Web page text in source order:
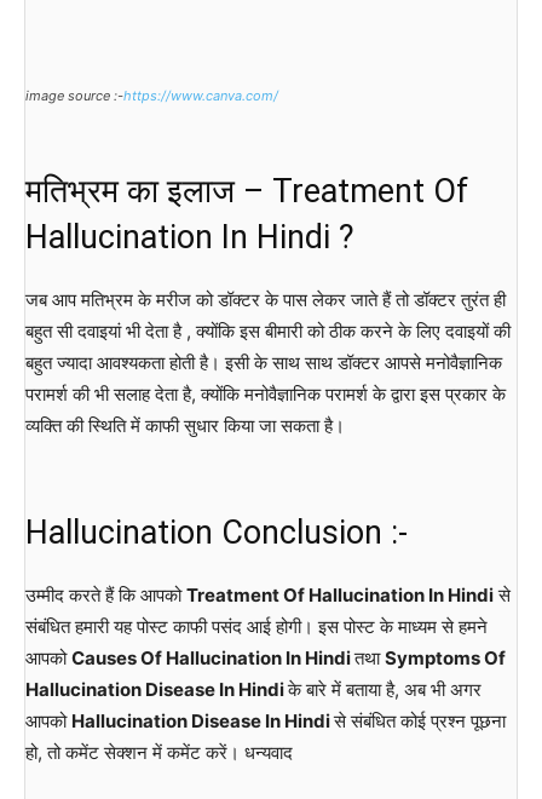
image source :-https://www.canva.com/
मतिभ्रम का इलाज – Treatment Of
Hallucination In Hindi ?
जब आप मतिभ्रम के मरीज को डॉक्टर के पास लेकर जाते हैं तो डॉक्टर तुरंत ही
बहुत सी दवाइयां भी देता है , क्योंकि इस बीमारी को ठीक करने के लिए दवाइयों की
बहुत ज्यादा आवश्यकता होती है। इसी के साथ साथ डॉक्टर आपसे मनोवैज्ञानिक
परामर्श की भी सलाह देता है, क्योंकि मनोवैज्ञानिक परामर्श के द्वारा इस प्रकार के
व्यक्ति की स्थिति में काफी सुधार किया जा सकता है।
Hallucination Conclusion :-
उम्मीद करते हैं कि आपकोTreatment Of Hallucination In Hindiसे
संबंधित हमारी यह पोस्ट काफी पसंद आई होगी। इस पोस्ट के माध्यम से हमने
आपकोCauses Of Hallucination In HindiतथाSymptoms Of
Hallucination Disease In Hindiके बारे में बताया है, अब भी अगर
आपको Hallucination Disease In Hindiसे संबंधित कोई प्रश्न पूछना
हो, तो कमेंट सेक्शन में कमेंट करें। धन्यवाद